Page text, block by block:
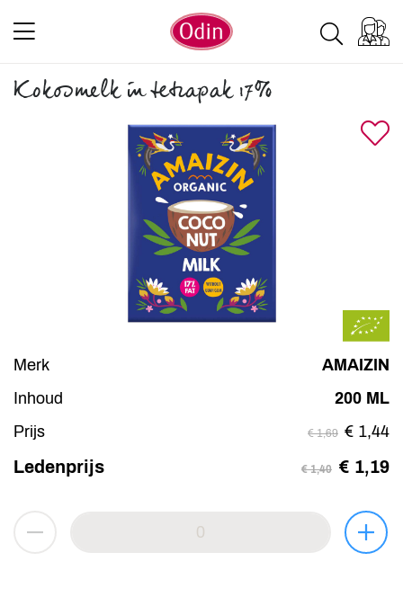
Kokosmelk in tetrapak 17%
Merk
AMAIZIN
Inhoud
200 ML
Prijs
€ 1,69 € 1,44
Ledenprijs € 1,40 € 1,19